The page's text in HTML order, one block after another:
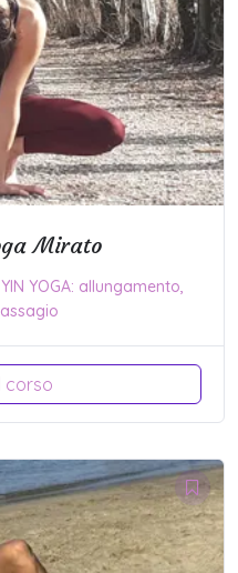
Mirato
YIN YOGA: allungamento,
corso